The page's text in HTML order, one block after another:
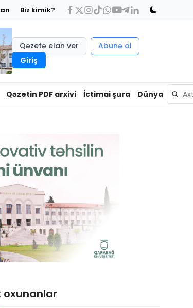
Biz kimik?
Qəzetə elan ver
Abunə ol
Giriş
Qəzetin PDF arxivi İctimai şura Dünya
oxunanlar